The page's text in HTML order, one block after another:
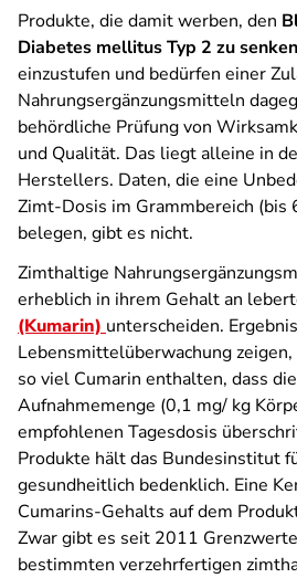
Produkte, die damit werben, den
Diabetes mellitus Typ 2 zu senken
einzustufen und bedürfen einer
Nahrungsergänzungsmitteln
behördliche Prüfung von
und Qualität. Das liegt alleine in
Herstellers. Daten, die eine
Zimt-Dosis im Grammbereich (bis
belegen, gibt es nicht.
Zimthaltige
erheblich in ihrem Gehalt an
(Kumarin) unterscheiden.
Lebensmittelüberwachung
so viel Cumarin enthalten, dass
Aufnahmemenge (0,1 mg/ kg
empfohlenen Tagesdosis
Produkte hält das Bundesinstitut
gesundheitlich bedenklich. Eine
Cumarins-Gehalts auf dem
Zwar gibt es seit 2011
bestimmten verzehrfertigen